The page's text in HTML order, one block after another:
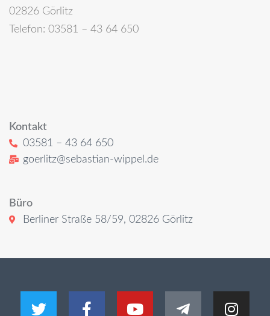
02826 Görlitz
Telefon: 03581 – 43 64 650
Kontakt
03581 – 43 64 650
goerlitz@sebastian-wippel.de
Büro
Berliner Straße 58/59, 02826 Görlitz